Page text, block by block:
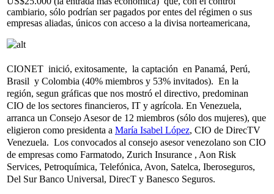
cambiario, sólo podrían ser pagados por entes del régimen o sus
empresas aliadas, únicos con acceso a la divisa norteamericana,
CIONET inició, exitosamente, la captación en Panamá, Perú,
Brasil y Colombia (40% miembros y 53% invitados). En la
región, segun gráficas que nos mostró el directivo, predominan
CIO de los sectores financieros, IT y agrícola. En Venezuela,
arranca un Consejo Asesor de 12 miembros (sólo dos mujeres), que
eligieron como presidenta a María Isabel López, CIO de DirecTV
Venezuela. Los convocados al consejo asesor venezolano son CIO
de empresas como Farmatodo, Zurich Insurance , Aon Risk
Services, Petroquímica, Telefónica, Avon, Satelca, Iberoseguros,
Del Sur Banco Universal, DirecT y Banesco Seguros.